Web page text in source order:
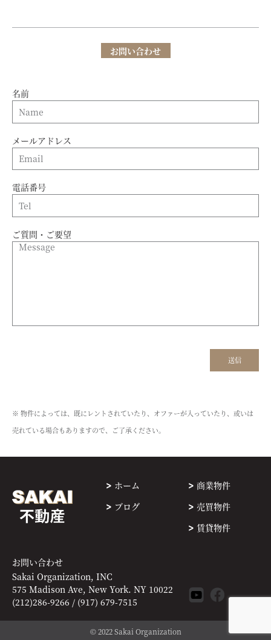
お問い合わせ
名前
メールアドレス
電話番号
ご質問・ご要望
※ 物件によっては、既にレントされていたり、オファーが入っていたり、或いは
売れている場合もありますので、ご了承ください。
ホーム
ブログ
商業物件
売買物件
賃貸物件
お問い合わせ
Sakai Organization, INC
575 Madison Ave, New York. NY 10022
(212)286-9266 / (917) 679-7515
© 2022 Sakai Organization